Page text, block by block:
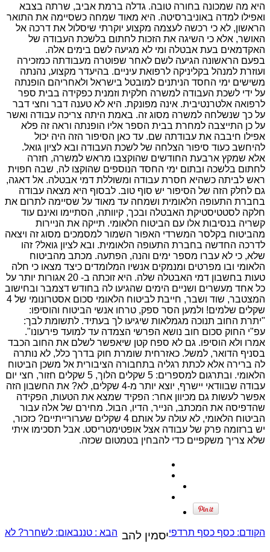
היא מה שמכונה בחורה טובה. גדלה ברמת אביב, שרתה בצבא
ואפילו למדה באוניברסיטה. היא מאוד שמחה כשסיימה את התואר
הראשון, לא כי רכשה לעצמה מקצוע יוקרתי שיסלול את דרכה אל
האושר, אלא כי השיגה את הזכות לחתום בלשכת העבודה של
האקדמאים בעת אבטלה ומי לא מגיעה לשם בימים אלה.
בפעם הראשונה הגיעה לשם לאחר שפוטרה מעבודתה כמזכירה
ועוזרת למנהל בקליניקה לרפואת עיניים. בהיעדר מקצוע, נהנתה
משישים ימי החסד הניתנים למובטל בישראל ולאחריהם הופנתה
על ידי לשכת העבודה למשרה חלקית וזמנית כפקידה בבית ספר
לרפואה אלטרנטיבית. אינה מפונקת. היא לא טענה דבר וחצי דבר
על כך שנשלחה למשרה מסוג זה. באמת היתה צריכה עבודה ואשר
על כן התייצבה למחרת בבית הספר אליו הופנתה וראה זה פלא
אפילו חיבבה את עבודתה שם. עד כאן הסיפור הזה היה יכול
להיחשב כעוד סיפור הצלחה של לשכת העבודה ובא לציון גואל.
אלא שמקץ ארבעת החודשים שהוקצבו מראש למשרה, חזרה
לחתום בלשכה ובתום ימי החסד הנוספים שהוקצו לה, שבה חפוית
ראש לביתה כשהיא חסרת עבודה ומשוללת דמי אבטלה. אל דאגה,
גם לחלק הזה של הסיפור יש סוף טוב. לבסוף היא מצאה עבודה
בחברת התעופה הלאומית ושמחה עד מאוד על שסיימה לתרום את
חלקה לסטטיסטיקת האבטלה ובכך, קיוותה, הסתיימו ואינם עוד
קשריה בנסיבות אלו עם הביטוח הלאומי. תייקה את הניירות
מהביטוח בקלסר המשרדי האפור השמור למסמכים מסוג זה ויצאה
לדרכה החדשה בחברת התעופה הלאומית. ובא לציון גואל? זהו
שלא, כי לא עברו מספר ימים והנה, הפתעה. מכתב מהביטוח
הלאומי ובו מפרטים ומנמקים אנשיו המלומדים כיצד מצאו כי חלה
טעות בחשבון דמי האבטלה שלה. היא זוכתה ב- 20 אגורות יותר על
כל אחד מעשרים ושניים הימים שהגיעו לה בחודש דצמבר ובחישוב
המצטבר, שוד ושבר, חייבת לביטוח הלאומי סכום אסטרונומי של 4
שקלים שלמים! ולמען הסר ספק, טרחו אנשי הביטוח והוסיפו:
"יתרת החוב תנוכה מגמלאות שיגיעו לך בעתיד. לתשומת לבך:
עפ"י החוק סכום חוב נושא הפרשי הצמדה עד למועד פירעונו".
אמרו ולא הוסיפו. גם לא ספח קטן שיאפשר לשלם את החוב הכבד
בסניף הדואר, למשל. כאזרחית שומרת חוק בדרך כלל, לא נותרה
לה ברירה אלא לכתת רגליה בתחבורה הציבורית אל משכן הביטוח
הלאומי. ובתרגום למספרים: 5 שקלים הלוך, 5 שקלים חזור, חצי יום
עבודה שבוודאי יישרף, יוצא יותר מ-4 שקלים, לא? את החשבון הזה
אפשר לעשות גם מכיוון אחר: הפקיד שמצא את הטעות, הפקידה
שהדפיסה את המכתב, הנייר, הדיו, הבול. מחירם של אלה עבור
הביטוח הלאומי, לא עולה על אותם 4 שקלים שערורייתיים? כזכור,
יש ברזומה פרק של עבודה אצל אופטימטריסט. אבל תסכימו איתי
שלא צריך משקפיים כדי להבחין בטמטום שכזה.
הקודם: כסף כסף תרדפי הבא : טננבאום: לשחרר? לא יסמין להב